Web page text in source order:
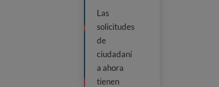
Las
solicitudes
de
ciudadaní
a ahora
tienen